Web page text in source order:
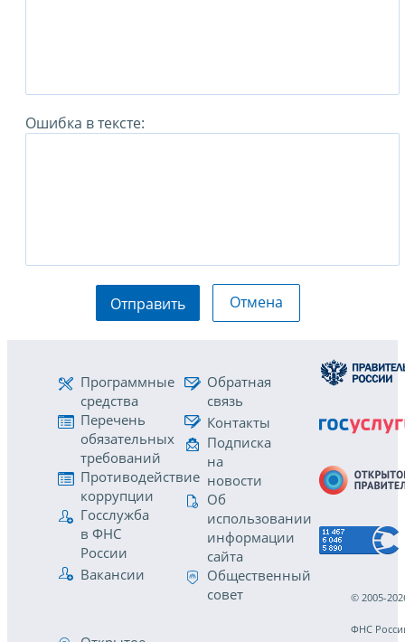
Ошибка в тексте:
Отправить Отмена
Программные
средства
Перечень
обязательных
требований
Противодействие
коррупции
Госслужба
в ФНС
России
Вакансии
Обратная
связь
Контакты
Подписка
на
новости
Об
использовании
информации
сайта
Общественный
совет
© 2005-
ФНС